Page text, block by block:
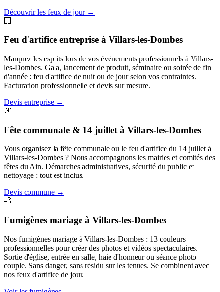
Découvrir les feux de jour→
🏢
Feu d'artifice entreprise à Villars-les-Dombes
Marquez les esprits lors de vos événements professionnels à Villars-
les-Dombes. Gala, lancement de produit, séminaire ou soirée de fin
d'année : feu d'artifice de nuit ou de jour selon vos contraintes.
Facturation professionnelle et devis sur mesure.
Devis entreprise →
🎆
Fête communale & 14 juillet à Villars-les-Dombes
Vous organisez la fête communale ou le feu d'artifice du 14 juillet à
Villars-les-Dombes ? Nous accompagnons les mairies et comités des
fêtes du Ain. Démarches administratives, sécurité du public et
nettoyage : tout est inclus.
Devis commune →
💨
Fumigènes mariage à Villars-les-Dombes
Nos fumigènes mariage à Villars-les-Dombes : 13 couleurs
professionnelles pour créer des photos et vidéos spectaculaires.
Sortie d'église, entrée en salle, haie d'honneur ou séance photo
couple. Sans danger, sans résidu sur les tenues. Se combinent avec
nos feux d'artifice de jour.